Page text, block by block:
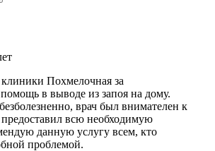
Похмелочная за
в выводе из запоя на дому.
врач был внимателен к
всю необходимую
данную услугу всем, кто
проблемой.